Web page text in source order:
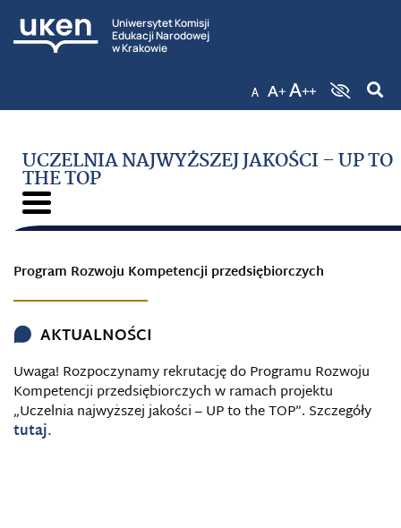
Uniwersytet Komisji
Edukacji Narodowej
w Krakowie
UCZELNIA NAJWYŻSZEJ JAKOŚCI – UP TO
THE TOP
Program Rozwoju Kompetencji przedsiębiorczych
AKTUALNOŚCI
Uwaga! Rozpoczynamy rekrutację do Programu Rozwoju
Kompetencji przedsiębiorczych w ramach projektu
„Uczelnia najwyższej jakości – UP to the TOP”. Szczegóły
tutaj.